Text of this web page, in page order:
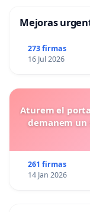
Mejoras
273 firmas
16 Jul 2026
Aturem el
demanem un
261 firmas
14 Jan 2026